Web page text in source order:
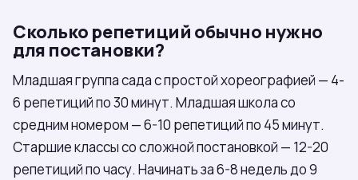
Сколько репетиций обычно нужно
для постановки?
Младшая группа сада с простой хореографией — 4-
6 репетиций по 30 минут. Младшая школа со
средним номером — 6-10 репетиций по 45 минут.
Старшие классы со сложной постановкой — 12-20
репетиций по часу. Начинать за 6-8 недель до 9